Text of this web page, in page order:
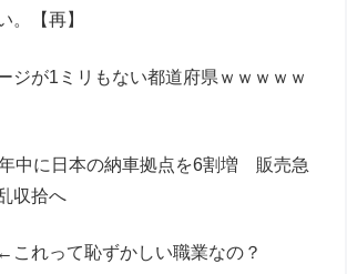
。【再】
ジが1ミリもない都道府県ｗｗｗｗｗ
中に日本の納車拠点を6割増 販売急
収拾へ
これって恥ずかしい職業なの？